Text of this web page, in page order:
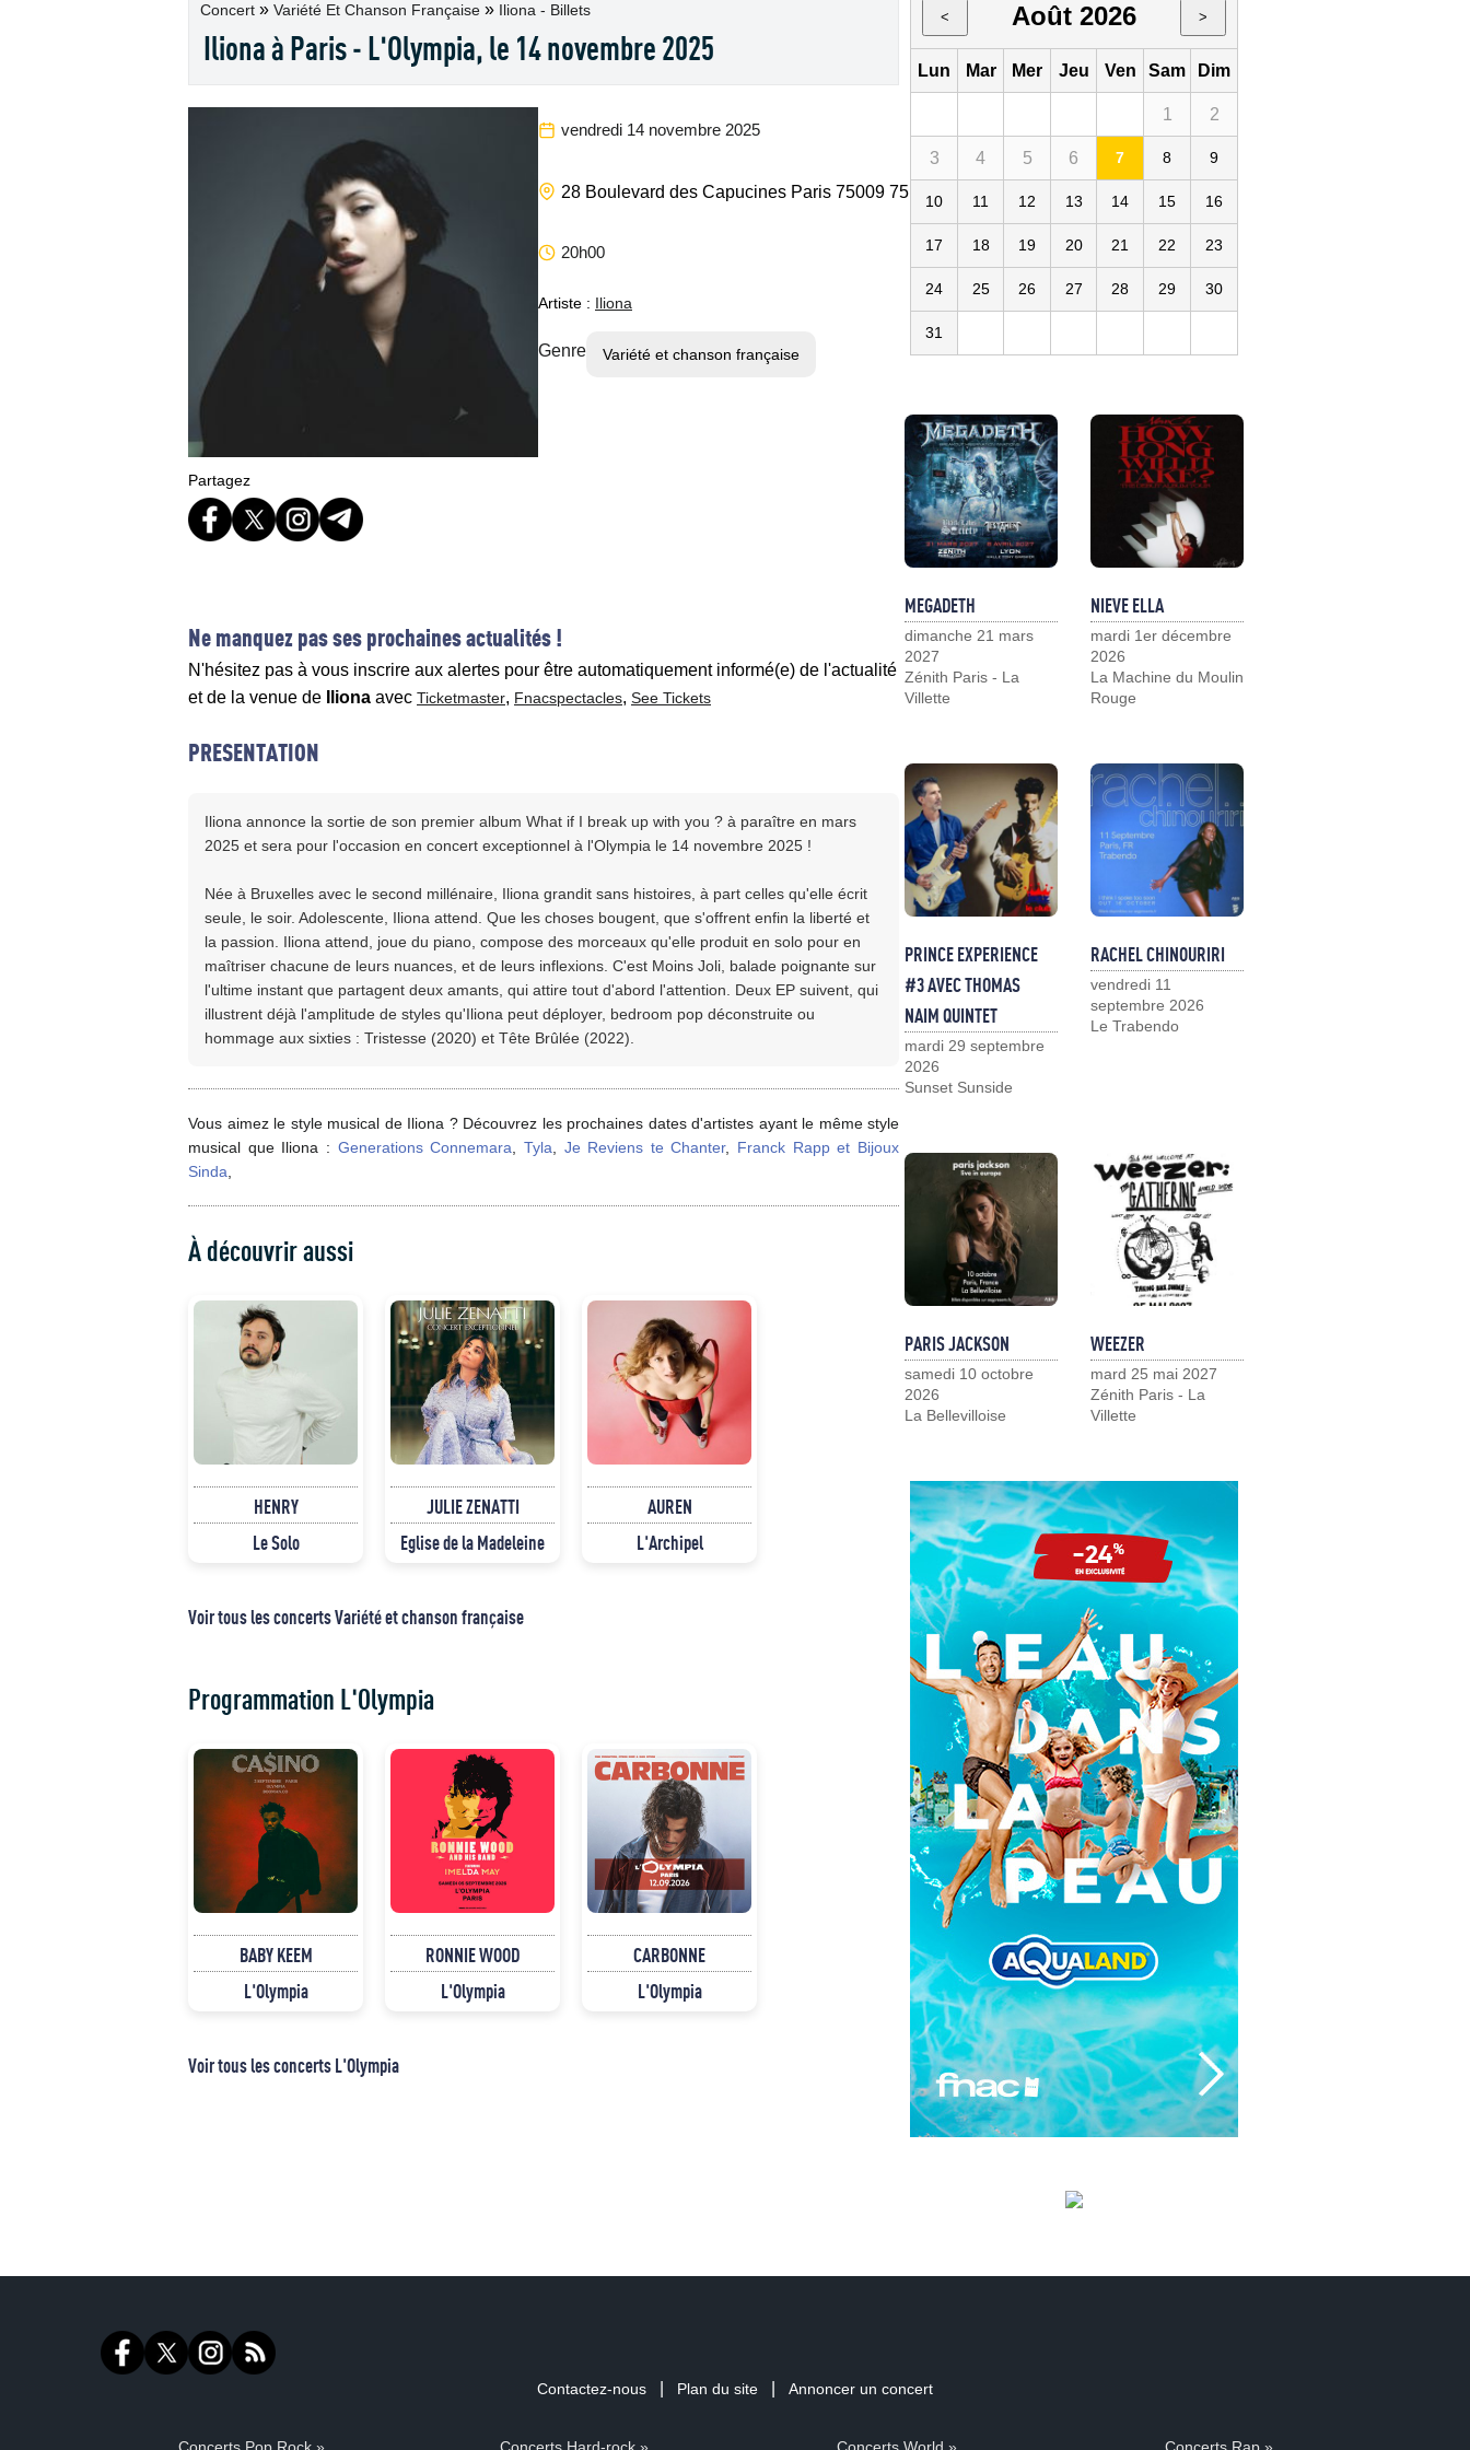
Concert » Variété Et Chanson Française » Iliona - Billets
Iliona à Paris - L'Olympia, le 14 novembre 2025
vendredi 14 novembre 2025
28 Boulevard des Capucines Paris 75009 75 FR L'Olympia
20h00
Artiste : Iliona
Genre Variété et chanson française
Partagez
Ne manquez pas ses prochaines actualités !
N'hésitez pas à vous inscrire aux alertes pour être automatiquement informé(e) de l'actualité
et de la venue de
Iliona avec Ticketmaster, Fnacspectacles, See Tickets
PRESENTATION
Iliona annonce la sortie de son premier album What if I break up with you ? à paraître en mars
2025 et sera pour l'occasion en concert exceptionnel à l'Olympia le 14 novembre 2025 !
Née à Bruxelles avec le second millénaire, Iliona grandit sans histoires, à part celles qu'elle écrit
seule, le soir. Adolescente, Iliona attend. Que les choses bougent, que s'offrent enfin la liberté et
la passion. Iliona attend, joue du piano, compose des morceaux qu'elle produit en solo pour en
maîtriser chacune de leurs nuances, et de leurs inflexions. C'est Moins Joli, balade poignante sur
l'ultime instant que partagent deux amants, qui attire tout d'abord l'attention. Deux EP suivent, qui
illustrent déjà l'amplitude de styles qu'Iliona peut déployer, bedroom pop déconstruite ou
hommage aux sixties : Tristesse (2020) et Tête Brûlée (2022).
Vous aimez le style musical de Iliona ? Découvrez les prochaines dates d'artistes ayant le même style
musical que Iliona : Generations Connemara Tyla Je Reviens te Chanter, Franck Rapp et Bijoux
Sinda
À découvrir aussi
HENRY
Le Solo
JULIE ZENATTI
Eglise de la Madeleine
AUREN
L'Archipel
Voir tous les concerts Variété et chanson française
Programmation L'Olympia
BABY KEEM
L'Olympia
RONNIE WOOD
L'Olympia
CARBONNE
L'Olympia
Voir tous les concerts L'Olympia
< Août 2026 >
Lun Mar Mer Jeu Ven Sam Dim
1 2
3 4 5 6 7 8 9
10 11 12 13 14 15 16
17 18 19 20 21 22 23
24 25 26 27 28 29 30
31
MEGADETH
dimanche 21 mars
2027
Zénith Paris - La
Villette
NIEVE ELLA
mardi 1er décembre
2026
La Machine du Moulin
Rouge
PRINCE EXPERIENCE
#3 AVEC THOMAS
NAIM QUINTET
mardi 29 septembre
2026
Sunset Sunside
RACHEL CHINOURIRI
vendredi 11
septembre 2026
Le Trabendo
PARIS JACKSON
samedi 10 octobre
2026
La Bellevilloise
WEEZER
mard 25 mai 2027
Zénith Paris - La
Villette
Contactez-nous Plan du site Annoncer un concert